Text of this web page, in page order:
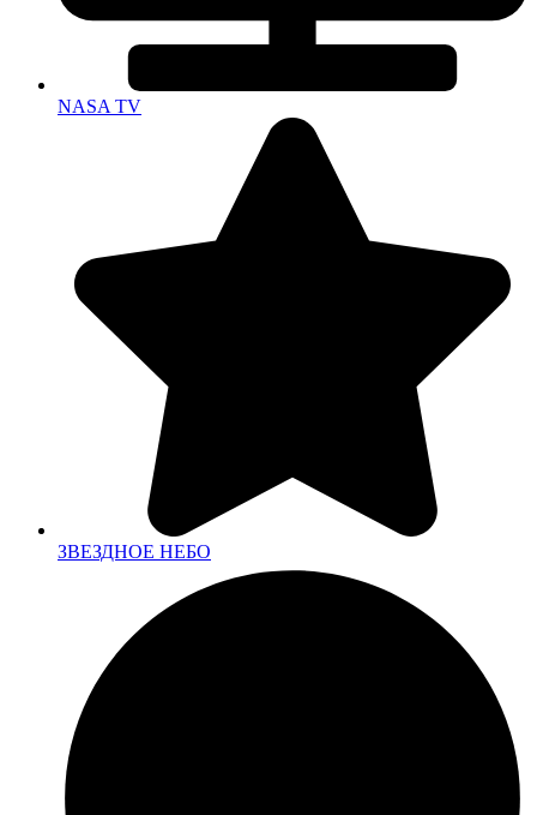
NASA TV
ЗВЕЗДНОЕ НЕБО